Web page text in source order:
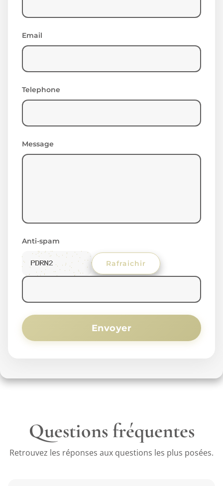
Email
Telephone
Message
Anti-spam
Rafraichir
Envoyer
Questions fréquentes
Retrouvez les réponses aux questions les plus posées.